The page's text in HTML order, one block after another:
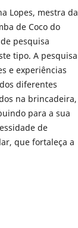
Lopes, mestra da
de Coco do
pesquisa
tipo. A pesquisa
e experiências
diferentes
na brincadeira,
para a sua
de
que fortaleça a